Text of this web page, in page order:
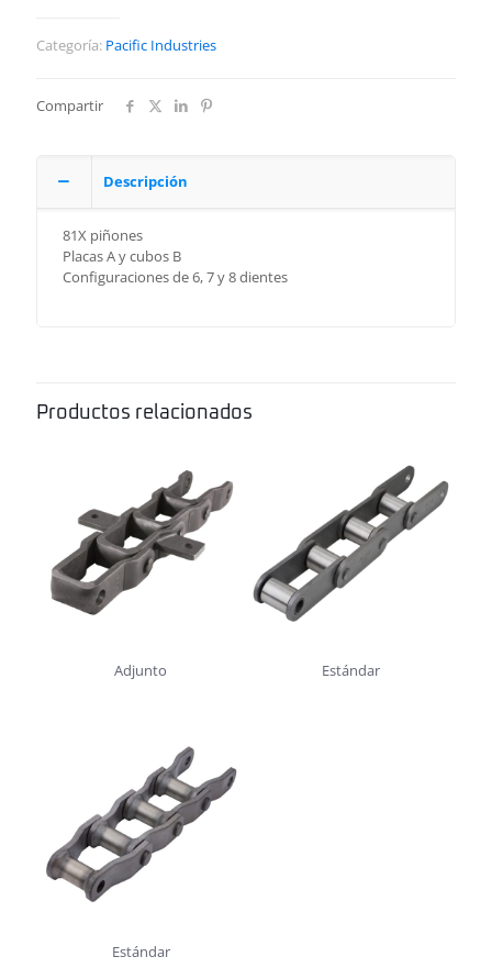
Categoría: Pacific Industries
Compartir
Descripción
81X piñones
Placas A y cubos B
Configuraciones de 6, 7 y 8 dientes
Productos relacionados
Adjunto Estándar
Estándar